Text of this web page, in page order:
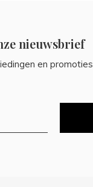
nieuwsbrief
en promoties